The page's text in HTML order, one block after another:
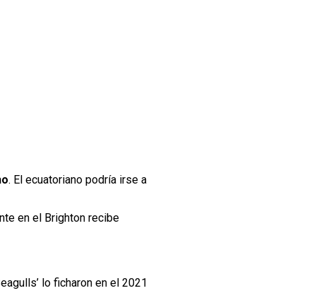
. El ecuatoriano podría irse a
en el Brighton recibe
lo ficharon en el 2021